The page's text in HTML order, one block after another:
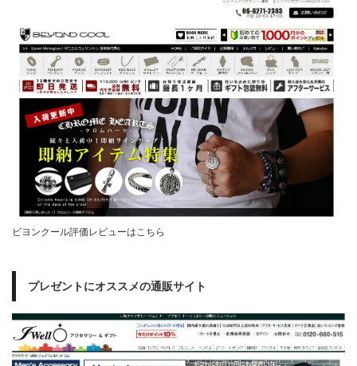
ビヨンクール評価レビューはこちら
プレゼントにオススメの通販サイト